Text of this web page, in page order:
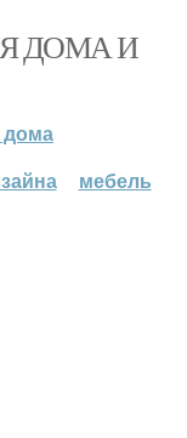
ДОМА И
дома
мебель